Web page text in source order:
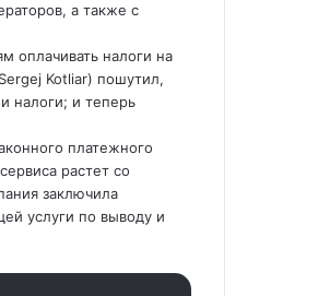
а также с
оплачивать налоги на
Kotliar) пошутил,
налоги; и теперь
платежного
растет со
заключила
услуги по выводу и